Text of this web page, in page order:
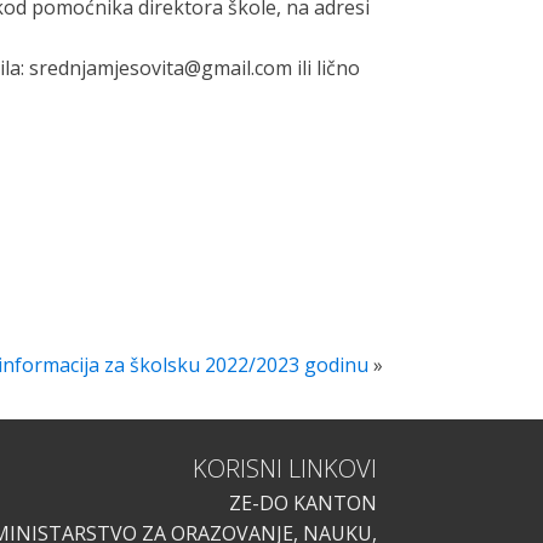
pomoćnika direktora škole, na adresi
srednjamjesovita@gmail.com ili lično
za školsku 2022/2023 godinu »
KORISNI LINKOVI
ZE-DO KANTON
ZA ORAZOVANJE, NAUKU,